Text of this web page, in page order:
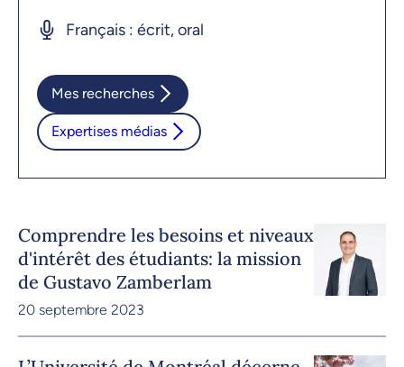
Français : écrit, oral
Mes recherches
Expertises médias
Comprendre les besoins et niveaux
d'intérêt des étudiants: la mission
de Gustavo Zamberlam
20 septembre 2023